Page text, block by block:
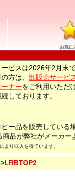
お気に
ビスは2026年2月末
方は、 卸販売サービ
ナーをご利用いただ
しております。
ー品を販売している
商品が弊社がメーカー
より収入を得ています。
LRBTOP2